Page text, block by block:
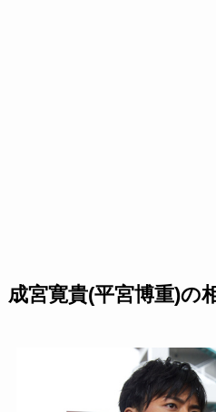
成宮寛貴(平宮博重)の